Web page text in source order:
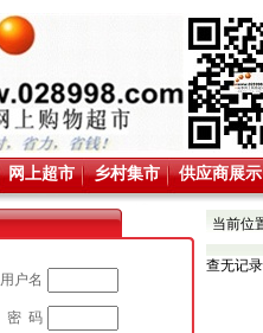
网上超市 乡村集市 供应商展示
用户名
密 码
当前位
查无记录